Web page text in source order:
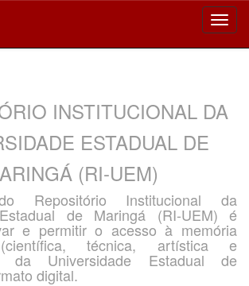
INSTITUCIONAL DA
ESTADUAL DE
(RI-UEM)
Repositório Institucional da
de Maringá (RI-UEM) é
e permitir o acesso à memória
técnica, artística e
da Universidade Estadual de
digital.